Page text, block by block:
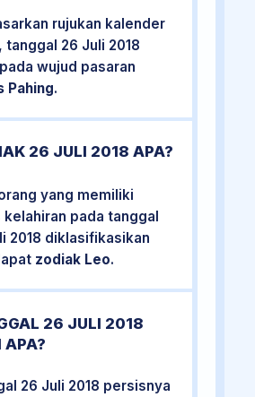
rujukan kalender
tanggal 26 Juli 2018
wujud pasaran
Pahing.
26 JULI 2018 APA?
yang memiliki
pada tanggal
2018 diklasifikasikan
zodiak Leo.
26 JULI 2018
APA?
26 Juli 2018 persisnya